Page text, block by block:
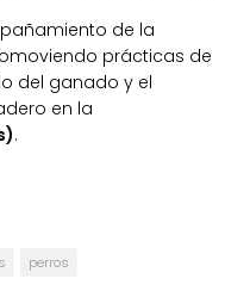
de la
prácticas de
del ganado y el
en la
.
perros